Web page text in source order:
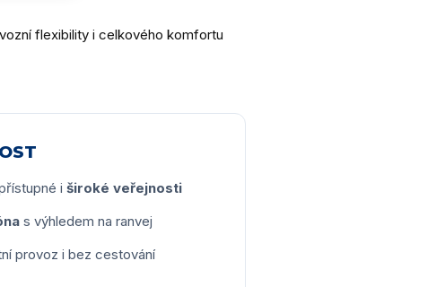
flexibility i celkového komfortu
i široké veřejnosti
s výhledem na ranvej
provoz i bez cestování